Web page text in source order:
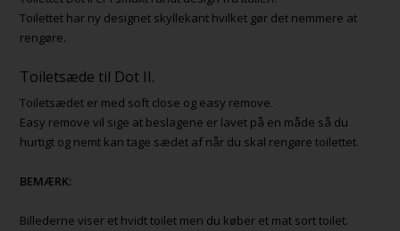
Toilettet har ny designet skyllekant hvilket gør det nemmere at
rengøre.
Toiletsæde til Dot II.
Toiletsædet er med soft close og easy remove.
Easy remove vil sige at beslagene er lavet på en måde så du
hurtigt og nemt kan tage sædet af når du skal rengøre toilettet.
BEMÆRK:
Billederne viser et hvidt toilet men du køber et mat sort toilet.